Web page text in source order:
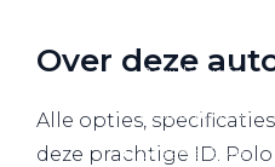
Berijdersinfo
Lease acties
Lease a Bike
Over deze
Alle opties,
deze prachtige ID. Polo